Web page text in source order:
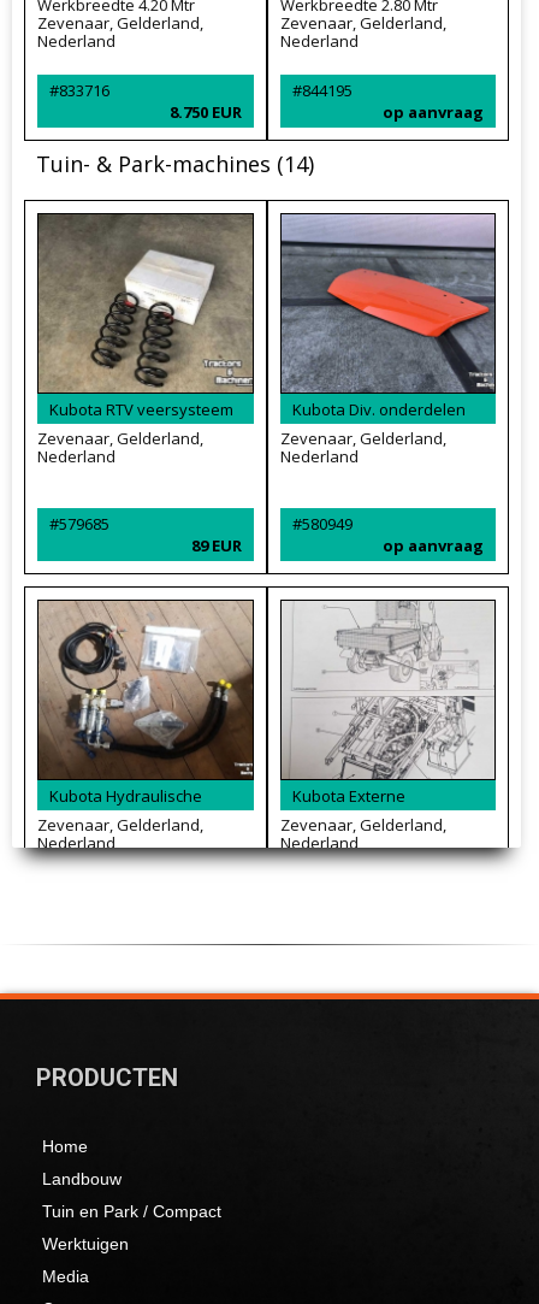
PRODUCTEN
Home
Landbouw
Tuin en Park / Compact
Werktuigen
Media